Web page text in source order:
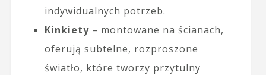
indywidualnych potrzeb.
Kinkiety– montowane na ścianach,
oferują subtelne, rozproszone
światło, które tworzy przytulny